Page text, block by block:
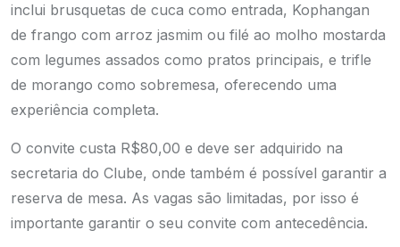
inclui brusquetas de cuca como entrada, Kophangan
de frango com arroz jasmim ou filé ao molho mostarda
com legumes assados como pratos principais, e trifle
de morango como sobremesa, oferecendo uma
experiência completa.
O convite custa R$80,00 e deve ser adquirido na
secretaria do Clube, onde também é possível garantir a
reserva de mesa. As vagas são limitadas, por isso é
importante garantir o seu convite com antecedência.